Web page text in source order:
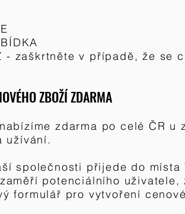
- zaškrtněte v případě, že se
ZBOŽÍ ZDARMA
zdarma po celé ČR
užívání.
společnosti přijede do
potenciálního
formulář pro vytvoření